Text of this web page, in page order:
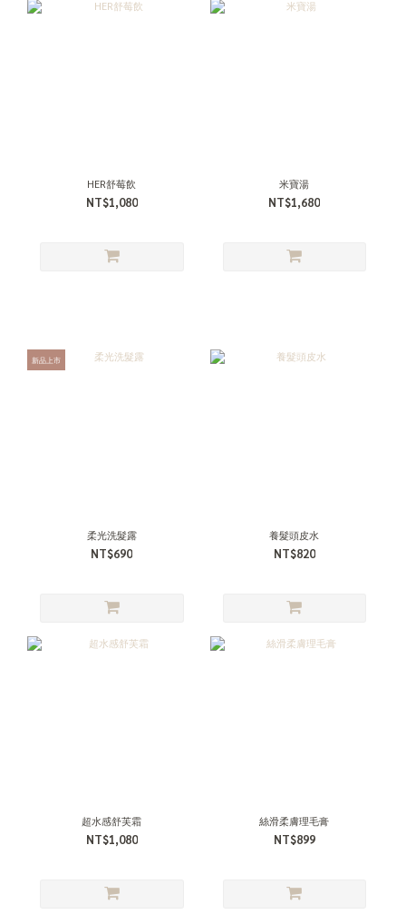
HER舒莓飲
NT$1,080
米寶湯
NT$1,680
新品上市
柔光洗髮露
NT$690
養髮頭皮水
NT$820
超水感舒芙霜
NT$1,080
絲滑柔膚理毛膏
NT$899